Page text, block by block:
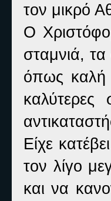
τον μικρό
Ο
σταμνιά,
όπως καλή
Είχε
τον λίγο
και να